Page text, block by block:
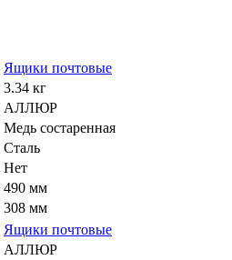
Ящики почтовые
3.34 кг
АЛЛЮР
Медь состаренная
Сталь
Нет
490 мм
308 мм
Ящики почтовые
АЛЛЮР